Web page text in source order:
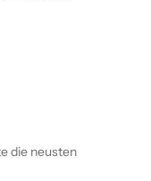
12
die neusten